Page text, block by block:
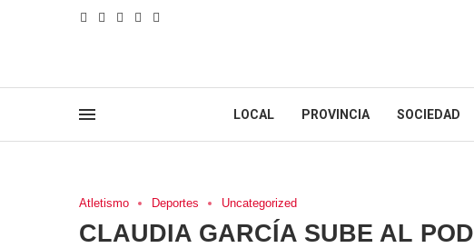
LOCAL PROVINCIA SOCIEDAD
Atletismo Deportes Uncategorized
CLAUDIA GARCÍA SUBE AL